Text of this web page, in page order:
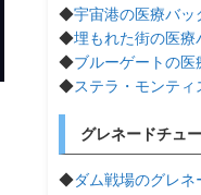
◆宇宙港の医療バッ
◆埋もれた街の医療
◆ブルーゲートの医
◆ステラ・モンテ
グレネードチュ
◆ダム戦場のグレネ